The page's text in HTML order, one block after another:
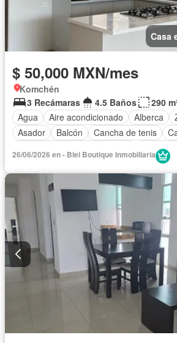
Casa
$ 50,000 MXN/mes
Komchén
3 Recámaras
4.5 Baños
290
Agua
Aire acondicionado Alberca
Asador
Balcón Cancha de tenis
Cocina
Conserje
Cuarto de
Electricidad
Gimnasio
Internet
Sala polivalente
Seguridad
Terraza
Zonas verdes
Permite niños
Sin amueblar
26/06/2026 en - Blei Boutique Inmobiliaria